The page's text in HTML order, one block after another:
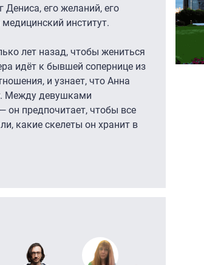
Дениса, его желаний, его
институт.
лет назад, чтобы жениться
идёт к бывшей сопернице из
и узнает, что Анна
Между девушками
он предпочитает, чтобы все
какие скелеты он хранит в